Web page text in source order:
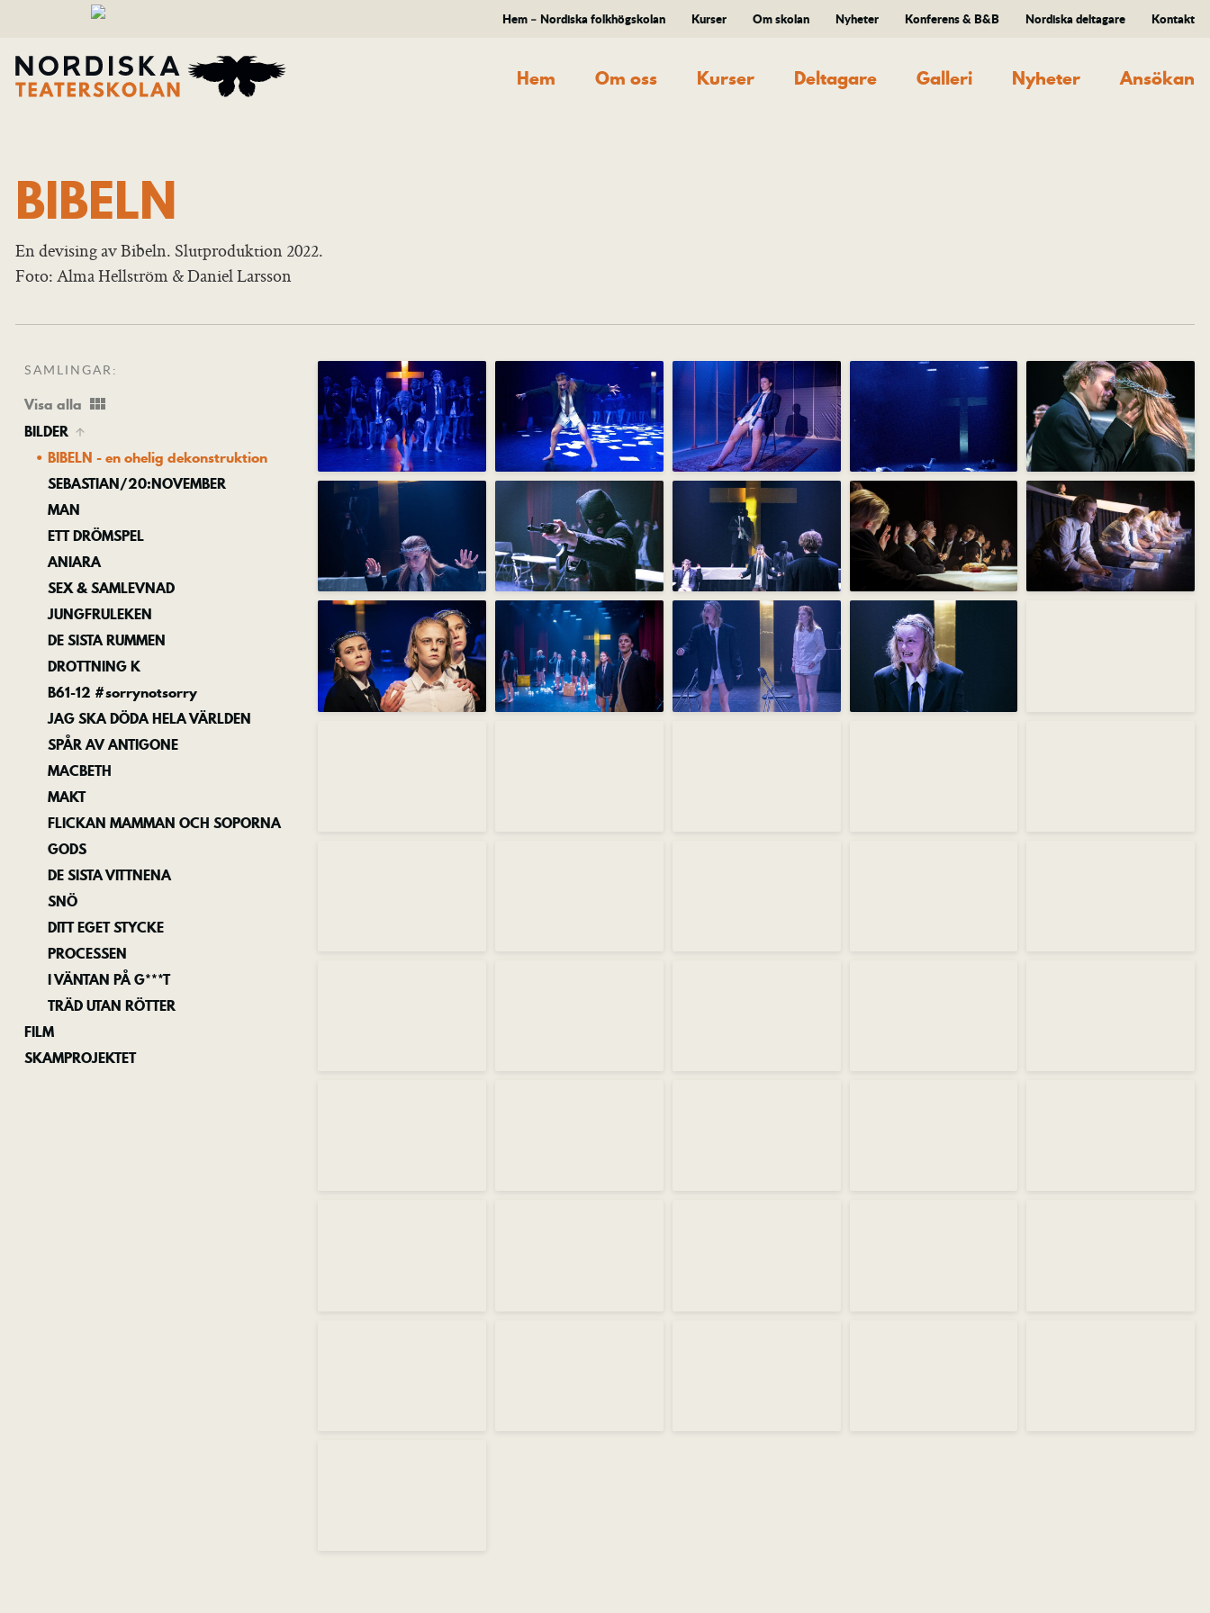
Hem – Nordiska folkhögskolan Kurser Om skolan Nyheter Konferens & B&B Nordiska deltagare Kontakt
Hem Om oss Kurser Deltagare Galleri Nyheter Ansökan
BIBELN
En devising av Bibeln. Slutproduktion 2022.
Foto: Alma Hellström & Daniel Larsson
SAMLINGAR:
Visa alla view_module
BILDER
BIBELN - en ohelig dekonstruktion
SEBASTIAN/20:NOVEMBER
MAN
ETT DRÖMSPEL
ANIARA
SEX & SAMLEVNAD
JUNGFRULEKEN
DE SISTA RUMMEN
DROTTNING K
B61-12 #sorrynotsorry
JAG SKA DÖDA HELA VÄRLDEN
SPÅR AV ANTIGONE
MACBETH
MAKT
FLICKAN MAMMAN OCH SOPORNA
GODS
DE SISTA VITTNENA
SNÖ
DITT EGET STYCKE
PROCESSEN
I VÄNTAN PÅ G***T
TRÄD UTAN RÖTTER
FILM
SKAMPROJEKTET